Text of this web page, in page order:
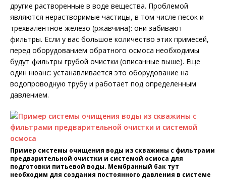
другие растворенные в воде вещества. Проблемой
являются нерастворимые частицы, в том числе песок и
трехвалентное железо (ржавчина): они забивают
фильтры. Если у вас большое количество этих примесей,
перед оборудованием обратного осмоса необходимы
будут фильтры грубой очистки (описанные выше). Еще
один нюанс: устанавливается это оборудование на
водопроводную трубу и работает под определенным
давлением.
Пример системы очищения воды из скважины с фильтрами
предварительной очистки и системой осмоса для
подготовки питьевой воды. Мембранный бак тут
необходим для создания постоянного давления в системе